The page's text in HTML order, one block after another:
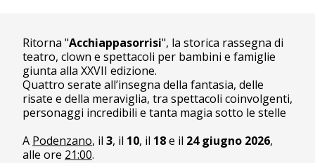
Ritorna "Acchiappasorrisi", la storica rassegna di
teatro, clown e spettacoli per bambini e famiglie
giunta alla XXVII edizione.
Quattro serate all’insegna della fantasia, delle
risate e della meraviglia, tra spettacoli coinvolgenti,
personaggi incredibili e tanta magia sotto le stelle
A Podenzano, il 3, il 10, il 18e il 24 giugno 2026,
alle ore 21:00.